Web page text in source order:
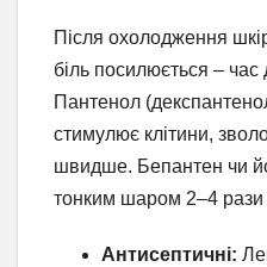
Після охолодження
біль посилюється – час
Пантенол
стимулює клітини,
швидше. Бепантен чи
тонким шаром 2–4 рази
Антисептичні: